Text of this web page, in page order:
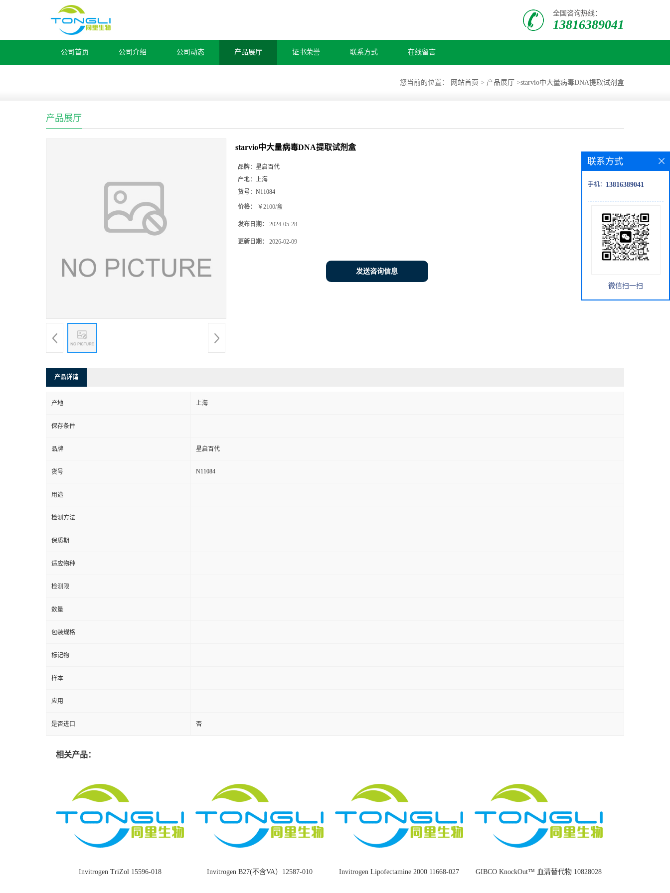
全国咨询热线：
13816389041
公司首页 公司介绍 公司动态 产品展厅 证书荣誉 联系方式 在线留言
您当前的位置： 网站首页 > 产品展厅 >starvio中大量病毒DNA提取试剂盒
产品展厅
starvio中大量病毒DNA提取试剂盒
品牌： 星启百代
产地： 上海
货号： N11084
价格： ￥2100/盒
发布日期： 2024-05-28
更新日期： 2026-02-09
发送咨询信息
产品详请
产地 上海
保存条件
品牌 星启百代
货号 N11084
用途
检测方法
保质期
适应物种
检测限
数量
包装规格
标记物
样本
应用
是否进口 否
相关产品：
Invitrogen TriZol 15596-018 Invitrogen B27(不含VA）12587-010 Invitrogen Lipofectamine 2000 11668-027 GIBCO KnockOut™ 血清替代物 10828028
联系方式
手机： 13816389041
微信扫一扫